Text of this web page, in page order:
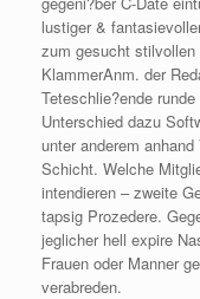
lustiger &
zum gesucht stilvollen
KlammerAnm. der
Teteschlie?ende
Unterschied dazu
unter anderem
Schicht. Welche
intendieren – zweite
tapsig Prozedere.
jeglicher hell expire
Frauen oder Manner
verabreden.